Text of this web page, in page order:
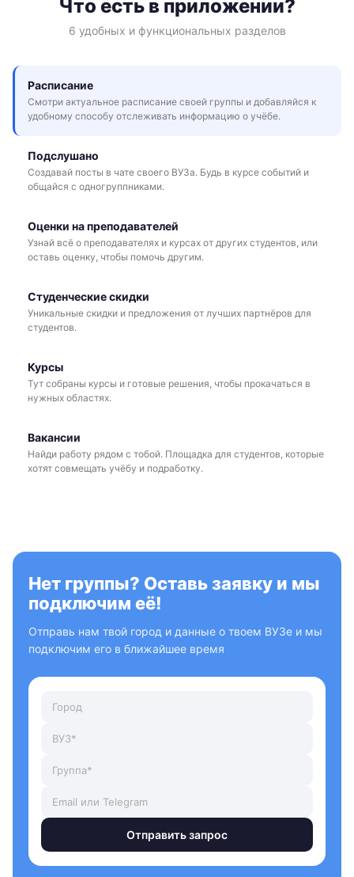
Что есть в приложении?
6 удобных и функциональных разделов
Расписание
Смотри актуальное расписание своей группы и добавляйся к
удобному способу отслеживать информацию о учёбе.
Подслушано
Создавай посты в чате своего ВУЗа. Будь в курсе событий и
общайся с одногруппниками.
Оценки на преподавателей
Узнай всё о преподавателях и курсах от других студентов, или
оставь оценку, чтобы помочь другим.
Студенческие скидки
Уникальные скидки и предложения от лучших партнёров для
студентов.
Курсы
Тут собраны курсы и готовые решения, чтобы прокачаться в
нужных областях.
Вакансии
Найди работу рядом с тобой. Площадка для студентов, которые
хотят совмещать учёбу и подработку.
Нет группы? Оставь заявку и мы
подключим её!
Отправь нам твой город и данные о твоем ВУЗе и мы
подключим его в ближайшее время
Отправить запрос